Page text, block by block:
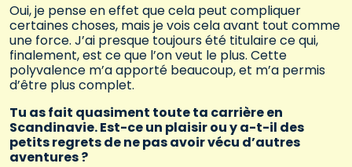
Oui, je pense en effet que cela peut compliquer
certaines choses, mais je vois cela avant tout comme
une force. J’ai presque toujours été titulaire ce qui,
finalement, est ce que l’on veut le plus. Cette
polyvalence m’a apporté beaucoup, et m’a permis
d’être plus complet.
Tu as fait quasiment toute ta carrière en
Scandinavie. Est-ce un plaisir ou y a-t-il des
petits regrets de ne pas avoir vécu d’autres
aventures ?